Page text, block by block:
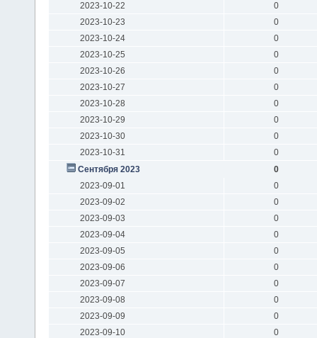
2023-10-22
0
2023-10-23
0
2023-10-24
0
2023-10-25
0
2023-10-26
0
2023-10-27
0
2023-10-28
0
2023-10-29
0
2023-10-30
0
2023-10-31
0
Сентября 2023
0
2023-09-01
0
2023-09-02
0
2023-09-03
0
2023-09-04
0
2023-09-05
0
2023-09-06
0
2023-09-07
0
2023-09-08
0
2023-09-09
0
2023-09-10
0